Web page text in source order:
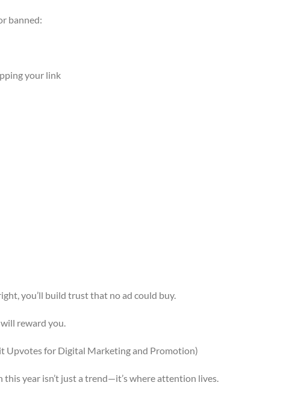
banned:
your link
you’ll build trust that no ad could buy.
reward you.
Upvotes for Digital Marketing and Promotion)
year isn’t just a trend—it’s where attention lives.